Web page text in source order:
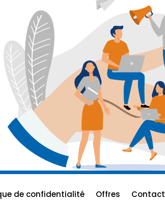
de confidentialité Offres Contact